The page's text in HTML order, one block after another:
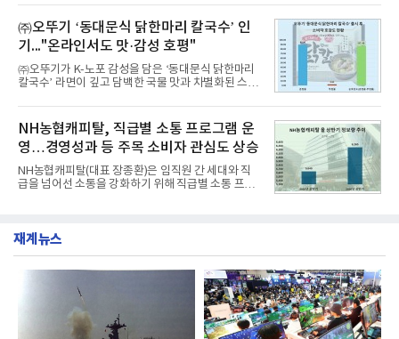
수력원자력, 한국석
떼는 6년 만에 선보이는 8세대 완전변경 모델로, ▲정
교한 선과 면을 중심으로 완성한 파격적인 디자인 ▲
과거 중형 세단 수준으로 확대된 차체 제원 ▲글로벌
최고 수준의 안전성 ▲성능과 효율을 동시에 높인 주
행 완성도 ▲첨단 편의 및 디지털 사양 적용 등을 통해
글로벌 준중형 세단의 새로운 기준을 세웠다.아반떼
는 가솔린 2.0과 1.6 하이브리드 두 가지 파워트레인
넘
㈜오뚜기 ‘동대문식 닭한마리 칼국수’ 인
기..."온라인서도 맛·감성 호평"
㈜오뚜기가 K-노포 감성을 담은 ‘동대문식 닭한마리
칼국수’ 라면이 깊고 담백한 국물 맛과 차별화된 스토
혔다.‘동대문식 닭한마리 칼국수’는 예상을 뛰어넘는
소비자 호응에 힘입어 지난 7월 13일 첫 선을 보인 지
단 18일 만에 누적 판매량 50만 개를 돌파하는 성과를
거두었다.이번 신제품은 개발진이 전국의 닭한마리
전문점을 직접 찾아 다니며 최적의 육수 비율을 완성
했다. 자극적이지 않으면서도 깊은 닭육수에 마늘의
개운한 풍미를 더했으며, 국물이 잘 배어들면서도 쫄
서도
NH농협캐피탈, 직급별 소통 프로그램 운
영…경영성과 등 주목 소비자 관심도 상승
NH농협캐피탈(대표 장종환)은 임직원 간 세대와 직
급을 넘어선 소통을 강화하기 위해 직급별 소통 프로
영지원부 홍보팀과 2026년 새로이(e)＊가 공동 주관
쳐 진행됐다.참고로 새로이(e)는 NH농협캐피탈 MZ
세대들로(과장~계장) 구성된 자율 참여조직으로, 조
직문화 혁신과 업무 효율성 향상을 위한 다양한 활동
을 추진하며,새로운 변화와 이로운 영향력을 조직전
반에 전파하는 역할
재계뉴스